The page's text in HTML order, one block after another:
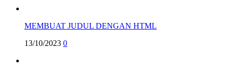
MEMBUAT JUDUL DENGAN HTML
13/10/2023 0